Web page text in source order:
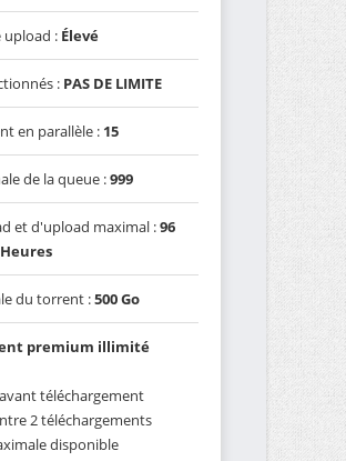
upload : Élevé
: PAS DE LIMITE
en parallèle : 15
de la queue :999
et d'upload maximal :96
Heures
du torrent :500 Go
premium illimité
téléchargement
2 téléchargements
disponible